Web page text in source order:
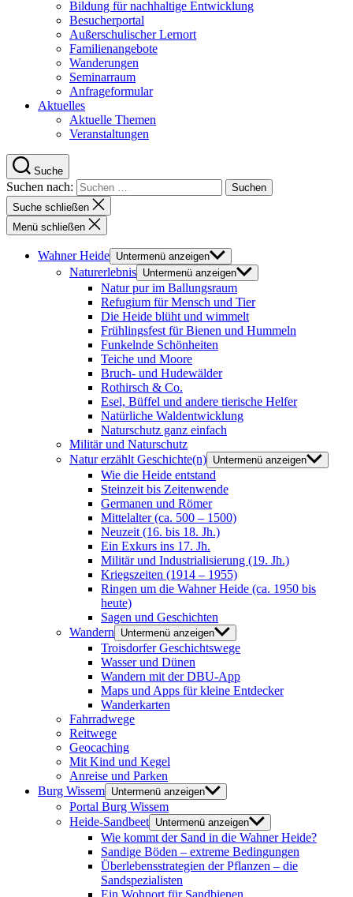
Bildung für nachhaltige Entwicklung
Besucherportal
Außerschulischer Lernort
Familienangebote
Wanderungen
Seminarraum
Anfrageformular
Aktuelles
Aktuelle Themen
Veranstaltungen
Suche
Suchen nach:
Suche schließen
Menü schließen
Wahner Heide Untermenü anzeigen
Naturerlebnis Untermenü anzeigen
Natur pur im Ballungsraum
Refugium für Mensch und Tier
Die Heide blüht und wimmelt
Frühlingsfest für Bienen und Hummeln
Funkelnde Schönheiten
Teiche und Moore
Bruch- und Hudewälder
Rothirsch & Co.
Esel, Büffel und andere tierische Helfer
Natürliche Waldentwicklung
Naturschutz ganz einfach
Militär und Naturschutz
Natur erzählt Geschichte(n) Untermenü anzeigen
Wie die Heide entstand
Steinzeit bis Zeitenwende
Germanen und Römer
Mittelalter (ca. 500 – 1500)
Neuzeit (16. bis 18. Jh.)
Ein Exkurs ins 17. Jh.
Militär und Industrialisierung (19. Jh.)
Kriegszeiten (1914 – 1955)
Ringen um die Wahner Heide (ca. 1950 bis
heute)
Sagen und Geschichten
Wandern
Untermenü anzeigen
Troisdorfer Geschichtswege
Wasser und Dünen
Wandern mit der DBU-App
Maps und Apps für kleine Entdecker
Wanderkarten
Fahrradwege
Reitwege
Geocaching
Mit Kind und Kegel
Anreise und Parken
Burg Wissem Untermenü anzeigen
Portal Burg Wissem
Heide-Sandbeet Untermenü anzeigen
Wie kommt der Sand in die Wahner Heide?
Sandige Böden – extreme Bedingungen
Überlebensstrategien der Pflanzen – die
Sandspezialisten
Ein Wohnort für Sandbienen